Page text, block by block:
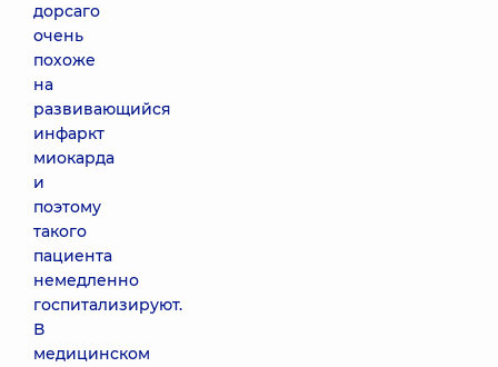
дорсаго
очень
похоже
на
развивающийся
инфаркт
миокарда
и
поэтому
такого
пациента
немедленно
госпитализируют.
В
медицинском